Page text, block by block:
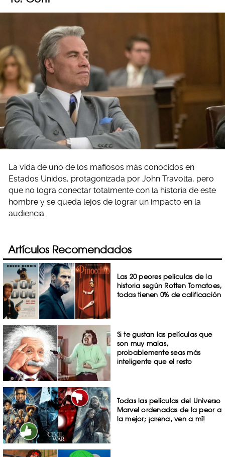
La vida de uno de los mafiosos más conocidos en
Estados Unidos, protagonizada por John Travolta, pero
que no logra conectar totalmente con la historia de este
hombre y se queda lejos de lograr un impacto en la
audiencia.
Artículos Recomendados
Las 20 peores películas de la
historia según Rotten Tomatoes,
todas tienen 0% de calificación
Si te gustan las películas que
son muy malas,
probablemente seas más
inteligente que el resto
Todas las películas del Universo
Marvel ordenadas de la peor a
la mejor; ¡arena, ven a mí!